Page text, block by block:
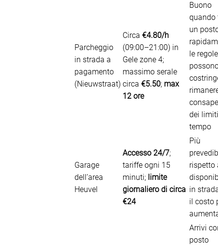
Parcheggio
in strada a
pagamento
(Nieuwstraat)
Circa €4.80/h
(09:00–21:00) in
Gele zone 4;
massimo serale
circa €5.50; max
12 ore
Buono
quando
un
le regole
dei
tempo
Garage
dell’area
Heuvel
Accesso 24/7;
tariffe ogni 15
minuti; limite
giornaliero di circa
€24
Più
rispetto
in
il costo
Arrivi
posto